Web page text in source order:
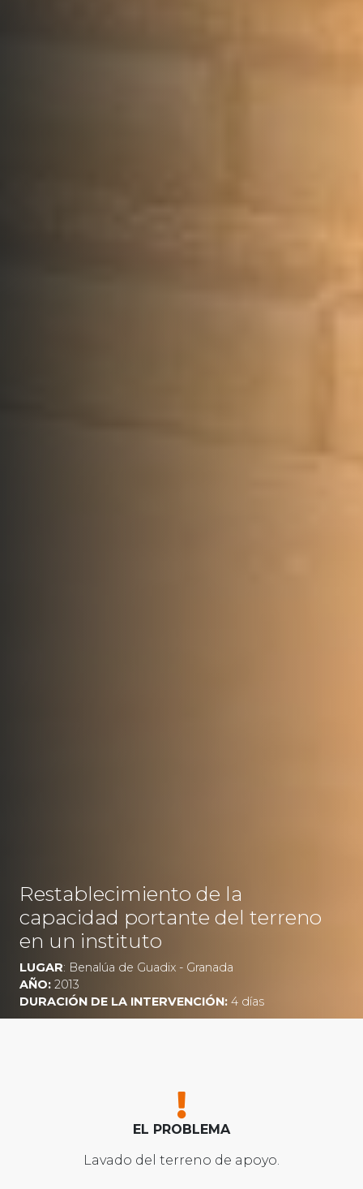
Restablecimiento de la
capacidad portante del terreno
en un instituto
LUGAR: Benalúa de Guadix - Granada
AÑO: 2013
DURACIÓN DE LA INTERVENCIÓN: 4 días
EL PROBLEMA
Lavado del terreno de apoyo.